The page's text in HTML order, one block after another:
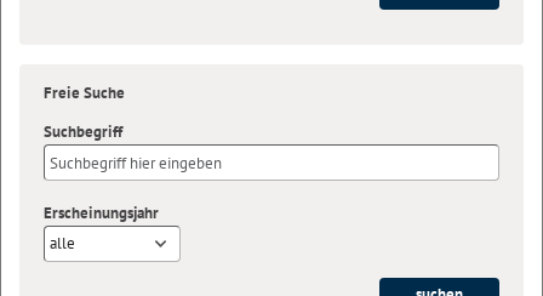
Freie Suche
Suchbegriff
Erscheinungsjahr
alle